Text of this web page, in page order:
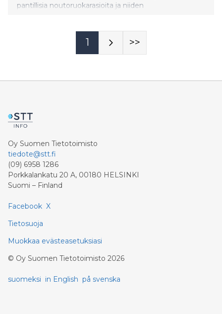
pantillisia noutoruokarasioita ja niiden
ruualle uudelleenkäytettävä rasia kertakäyttöisen
sijasta. Kiertis-kokeilun taustalla on EU:n pakkaus- ja
pakkausjäteasetus (PPWR), jonka yksi tavoite on
1 >>
Oy Suomen Tietotoimisto
tiedote@stt.fi
(09) 6958 1286
Porkkalankatu 20 A, 00180 HELSINKI
Suomi – Finland
Facebook X
Tietosuoja
Muokkaa evästeasetuksiasi
© Oy Suomen Tietotoimisto 2026
suomeksi in English på svenska